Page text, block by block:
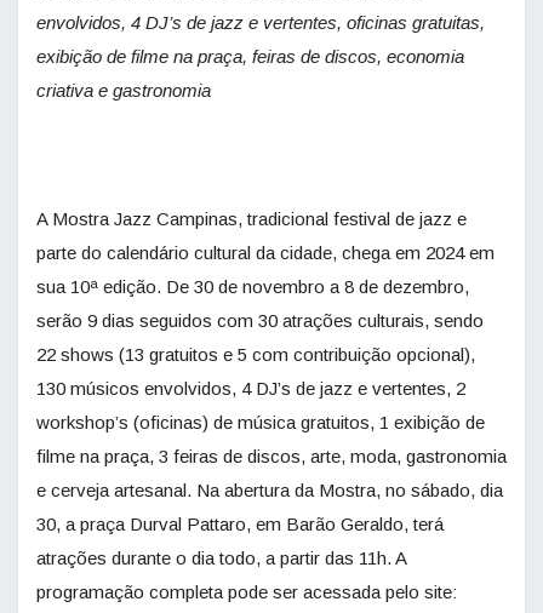
envolvidos, 4 DJ’s de jazz e vertentes, oficinas gratuitas,
exibição de filme na praça, feiras de discos, economia
criativa e gastronomia
A Mostra Jazz Campinas, tradicional festival de jazz e
parte do calendário cultural da cidade, chega em 2024 em
sua 10ª edição. De 30 de novembro a 8 de dezembro,
serão 9 dias seguidos com 30 atrações culturais, sendo
22 shows (13 gratuitos e 5 com contribuição opcional),
130 músicos envolvidos, 4 DJ’s de jazz e vertentes, 2
workshop’s (oficinas) de música gratuitos, 1 exibição de
filme na praça, 3 feiras de discos, arte, moda, gastronomia
e cerveja artesanal. Na abertura da Mostra, no sábado, dia
30, a praça Durval Pattaro, em Barão Geraldo, terá
atrações durante o dia todo, a partir das 11h. A
programação completa pode ser acessada pelo site: